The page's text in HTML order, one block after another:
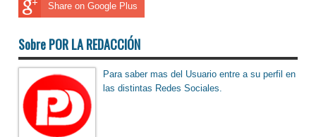
Share on Google Plus
Sobre POR LA REDACCIÓN
Para saber mas del Usuario entre a su perfil en
las distintas Redes Sociales.